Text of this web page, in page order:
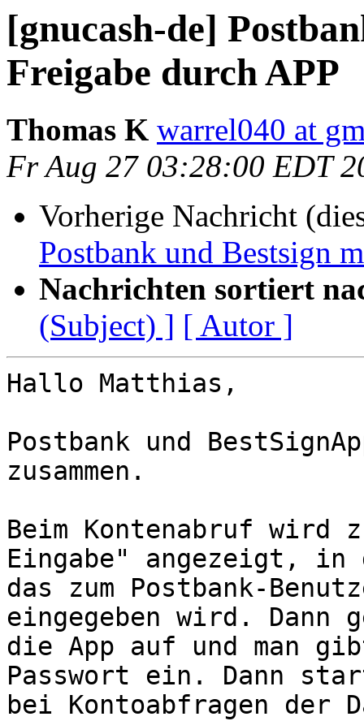
[gnucash-de]
Freigabe durch APP
Thomas K warrel040 at
Fr Aug 27 03:28:00 EDT
Vorherige Nachricht
Postbank und Bestsign
Nachrichten sortiert
(Subject) ] [ Autor ]
Hallo Matthias,
Postbank und
zusammen.
Beim Kontenabruf wird
Eingabe" angezeigt, in
das zum Postbank-
eingegeben wird. Dann
die App auf und man
Passwort ein. Dann
bei Kontoabfragen der